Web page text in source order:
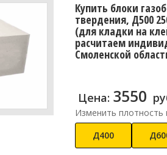
Купить блоки
твердения, Д500
(для кладки на
расчитаем
Смоленской
Цена: 3550
Изменить плотность
Д400